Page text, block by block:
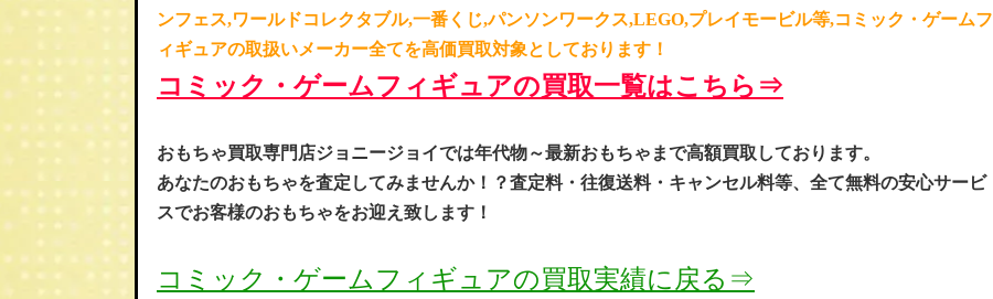
ンフェス,ワールドコレクタブル,一番くじ,パンソンワークス,LEGO,プレイモービル等,コミック・ゲームフ
ィギュアの取扱いメーカー全てを高価買取対象としております！
コミック・ゲームフィギュアの買取一覧はこちら⇒
おもちゃ買取専門店ジョニージョイでは年代物～最新おもちゃまで高額買取しております。
あなたのおもちゃを査定してみませんか！？査定料・往復送料・キャンセル料等、全て無料の安心サービ
スでお客様のおもちゃをお迎え致します！
コミック・ゲームフィギュアの買取実績に戻る⇒